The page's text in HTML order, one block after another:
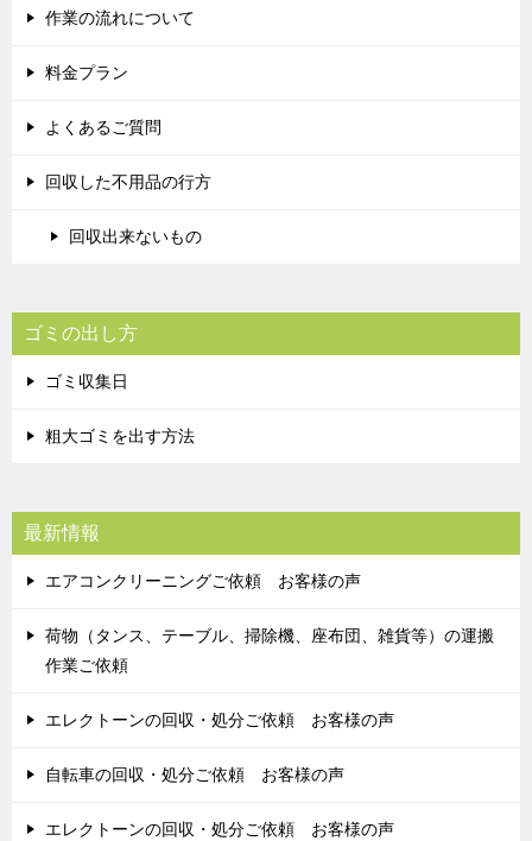
作業の流れについて
料金プラン
よくあるご質問
回収した不用品の行方
回収出来ないもの
ゴミの出し方
ゴミ収集日
粗大ゴミを出す方法
最新情報
エアコンクリーニングご依頼 お客様の声
荷物（タンス、テーブル、掃除機、座布団、雑貨等）の運搬
作業ご依頼
エレクトーンの回収・処分ご依頼 お客様の声
自転車の回収・処分ご依頼 お客様の声
エレクトーンの回収・処分ご依頼 お客様の声